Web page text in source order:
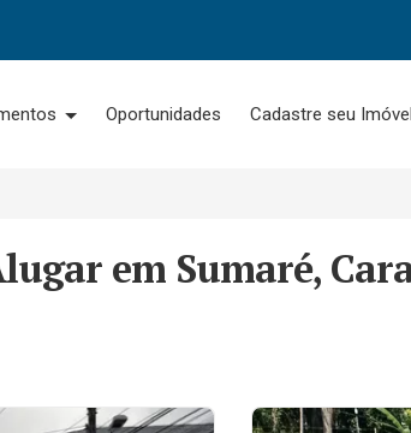
Oportunidades Cadastre seu Imóvel
em Sumaré,